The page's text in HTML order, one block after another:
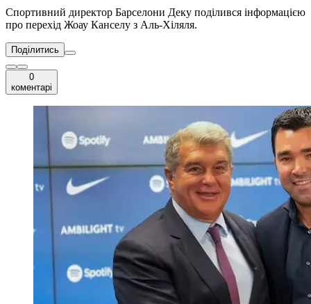
Спортивний директор Барселони Деку поділився інформацією
про перехід Жоау Канселу з Аль-Хіляля.
Поділитись
0
коментарі